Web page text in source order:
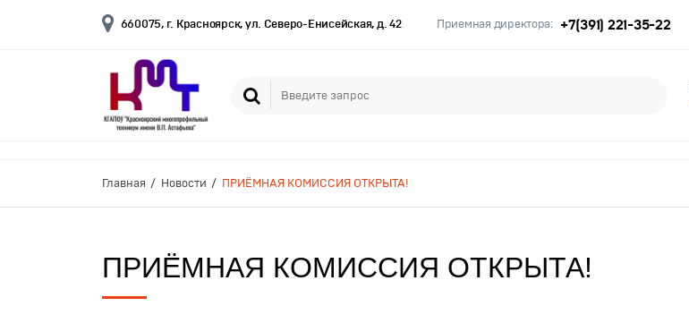
660075, г. Красноярск, ул. Северо-Енисейская, д. 42 Приемная директора: +7(391) 221-35-22
Главная Новости ПРИЁМНАЯ КОМИССИЯ ОТКРЫТА!
ПРИЁМНАЯ КОМИССИЯ ОТКРЫТА!